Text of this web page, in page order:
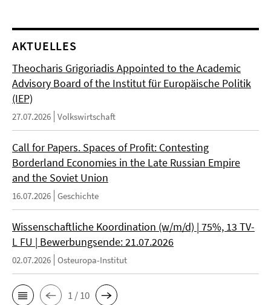
AKTUELLES
Theocharis Grigoriadis Appointed to the Academic
Advisory Board of the Institut für Europäische Politik
(IEP)
27.07.2026 Volkswirtschaft
Call for Papers. Spaces of Profit: Contesting
Borderland Economies in the Late Russian Empire
and the Soviet Union
16.07.2026 Geschichte
Wissenschaftliche Koordination (w/m/d) | 75%, 13 TV-
L FU | Bewerbungsende: 21.07.2026
02.07.2026 Osteuropa-Institut
1 / 10